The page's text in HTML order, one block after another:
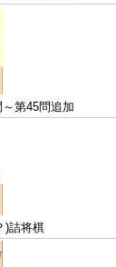
第45問追加
)詰将棋